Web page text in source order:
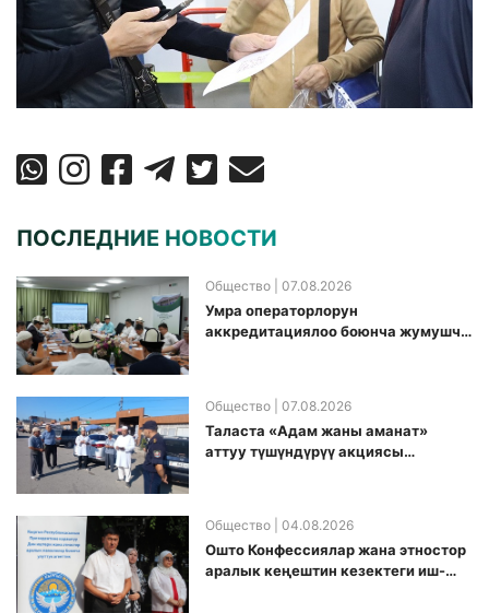
ПОСЛЕДНИЕ НОВОСТИ
Общество | 07.08.2026
Умра операторлорун
аккредитациялоо боюнча жумушчу
Общество | 07.08.2026
Таласта «Адам жаны аманат»
аттуу түшүндүрүү акциясы
Общество | 04.08.2026
Ошто Конфессиялар жана этностор
аралык кеңештин кезектеги иш-